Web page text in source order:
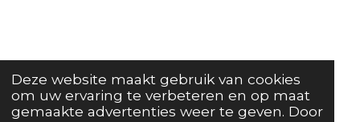
Deze website maakt gebruik van cookies
om uw ervaring te verbeteren en op maat
gemaakte advertenties weer te geven. Door